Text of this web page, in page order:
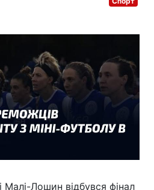
Малі-Лошин відбувся фінал